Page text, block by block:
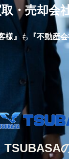
・売却会
様』 も 『不動産会
TSUBASA